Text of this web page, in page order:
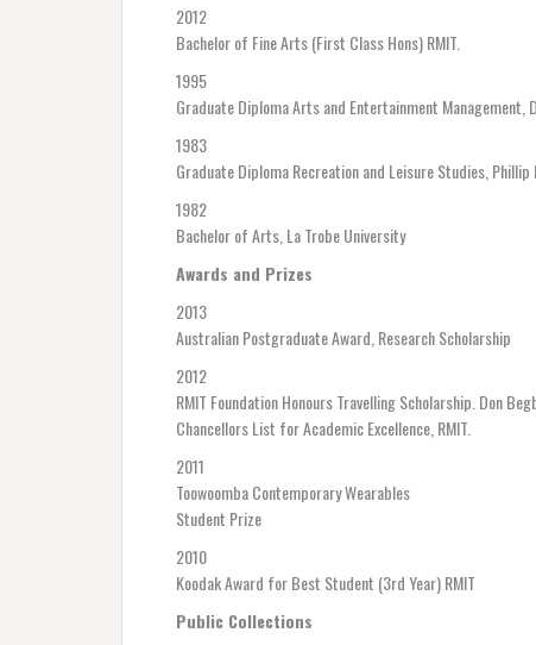
2012
Bachelor of Fine Arts (First Class Hons) RMIT.
1995
Graduate Diploma Arts and Entertainment Management,
1983
Graduate Diploma Recreation and Leisure Studies,
1982
Bachelor of Arts, La Trobe University
Awards and Prizes
2013
Australian Postgraduate Award, Research Scholarship
2012
RMIT Foundation Honours Travelling Scholarship. Don
Chancellors List for Academic Excellence, RMIT.
2011
Toowoomba Contemporary Wearables
Student Prize
2010
Koodak Award for Best Student (3rd Year) RMIT
Public Collections